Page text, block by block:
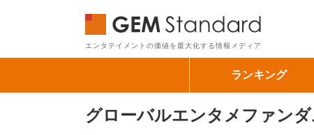
エンタテイメントの価値を最大化する情報メディア
ランキング
グローバルエンタメファン